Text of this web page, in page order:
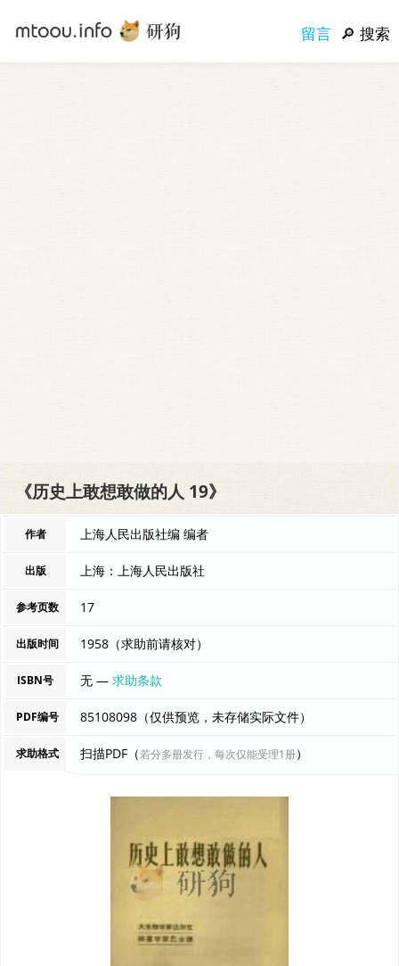
留言 搜索
《历史上敢想敢做的人 19》
作者 上海人民出版社编 编者
出版 上海：上海人民出版社
参考页数 17
出版时间 1958（求助前请核对）
ISBN号 无 —求助条款
PDF编号 85108098（仅供预览，未存储实际文件）
求助格式 扫描PDF（若分多册发行，每次仅能受理1册）